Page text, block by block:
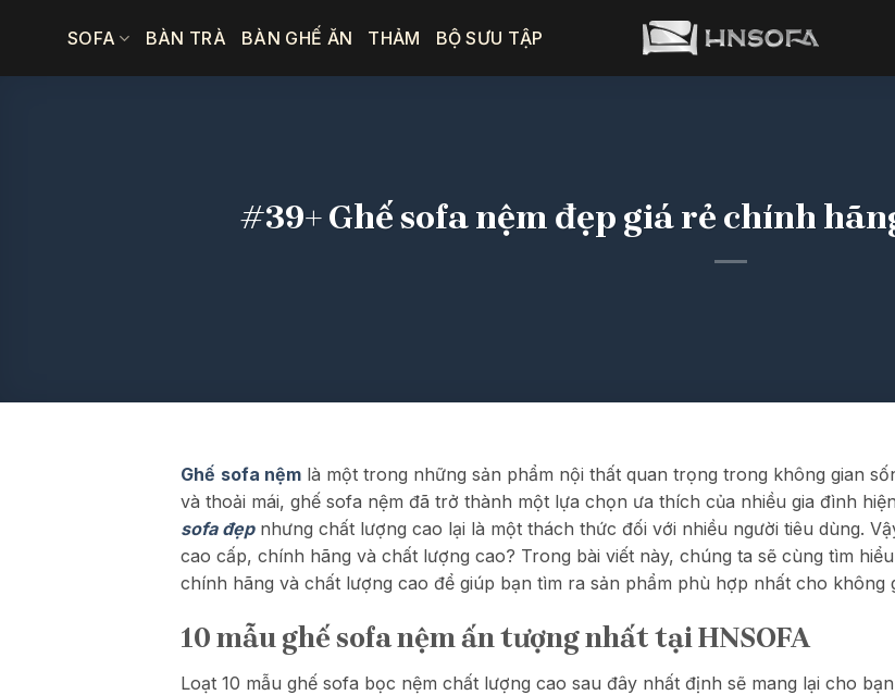
SOFA BÀN TRÀ BÀN GHẾ ĂN THẢM BỘ SƯU TẬP
#39+ Ghế sofa nệm đẹp giá rẻ chính
Ghế sofa nệm là một trong những sản phẩm nội thất quan trọng trong không gian
và thoải mái, ghế sofa nệm đã trở thành một lựa chọn ưa thích của nhiều gia đình
sofa đẹpnhưng chất lượng cao lại là một thách thức đối với nhiều người tiêu dùng.
cao cấp, chính hãng và chất lượng cao? Trong bài viết này, chúng ta sẽ cùng tìm
chính hãng và chất lượng cao để giúp bạn tìm ra sản phẩm phù hợp nhất cho không
10 mẫu ghế sofa nệm ấn tượng nhất tại HNSOFA
Loạt 10 mẫu ghế sofa bọc nệm chất lượng cao sau đây nhất định sẽ mang lại cho